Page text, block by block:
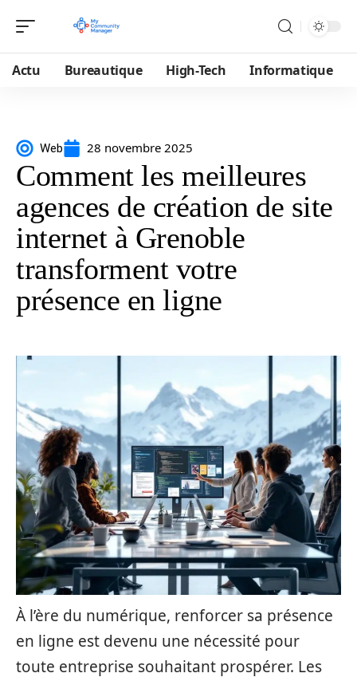
Actu Bureautique High-Tech Informatique
Web 28 novembre 2025
Comment les meilleures
agences de création de site
internet à Grenoble
transforment votre
présence en ligne
À l’ère du numérique, renforcer sa présence
en ligne est devenu une nécessité pour
toute entreprise souhaitant prospérer. Les